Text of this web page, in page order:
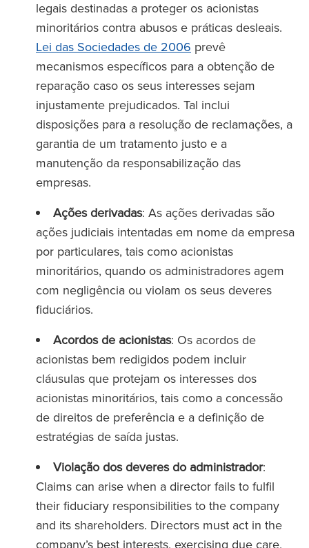
legais destinadas a proteger os acionistas
minoritários contra abusos e práticas desleais.
Lei das Sociedades de 2006 prevê
mecanismos específicos para a obtenção de
reparação caso os seus interesses sejam
injustamente prejudicados. Tal inclui
disposições para a resolução de reclamações, a
garantia de um tratamento justo e a
manutenção da responsabilização das
empresas.
Ações derivadas: As ações derivadas são
ações judiciais intentadas em nome da empresa
por particulares, tais como acionistas
minoritários, quando os administradores agem
com negligência ou violam os seus deveres
fiduciários.
Acordos de acionistas: Os acordos de
acionistas bem redigidos podem incluir
cláusulas que protejam os interesses dos
acionistas minoritários, tais como a concessão
de direitos de preferência e a definição de
estratégias de saída justas.
Violação dos deveres do administrador:
Claims can arise when a director fails to fulfil
their fiduciary responsibilities to the company
and its shareholders. Directors must act in the
company’s best interests, exercising due care,